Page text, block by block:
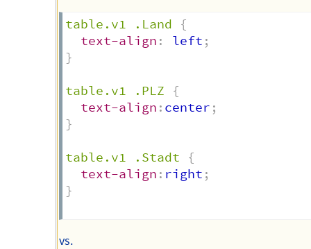
table.v1 .Land
{
text-align : left ;
}
table.v1 .PLZ
{
text-align : center ;
}
table.v1 .Stadt
{
text-align : right ;
}
vs.